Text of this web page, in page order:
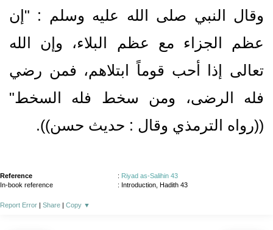
وقال النبي صلى الله عليه وسلم ‏:‏ ‏"‏إن
عظم الجزاء مع عظم البلاء، وإن الله
تعالى إذا أحب قوماً ابتلاهم، فمن رضي
فله الرضى، ومن سخط فله السخط‏"‏
‏(‏‏(‏رواه الترمذي وقال ‏:‏ حديث حسن‏)‏‏)‏‏.‏
Reference : Riyad as-Salihin 43
In-book reference
: Introduction, Hadith 43
Report Error | Share | Copy ▼